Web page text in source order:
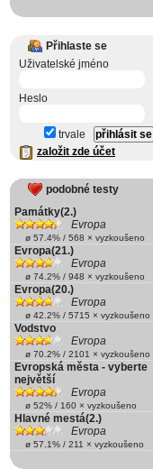
Přihlaste se
Uživatelské jméno
Heslo
trvale
založit zde účet
podobné testy
Památky(2.)
Evropa
ø 57.4% / 568 × vyzkoušeno
Evropa(21.)
Evropa
ø 74.2% / 948 × vyzkoušeno
Evropa(20.)
Evropa
ø 42.2% / 5715 × vyzkoušeno
Vodstvo
Evropa
ø 70.2% / 2101 × vyzkoušeno
Evropská města - vyberte
největší
Evropa
ø 52% / 160 × vyzkoušeno
Hlavné mestá(2.)
Evropa
ø 57.1% / 211 × vyzkoušeno